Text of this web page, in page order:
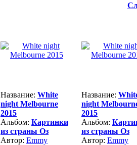
Название: White
night Melbourne
2015
Альбом: Картинки
из страны Оз
Автор: Emmy
Название:
night
2015
Альбом:
из страны Оз
Автор: Emmy